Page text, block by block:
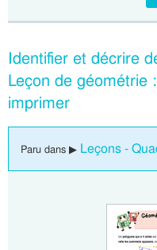
Identifier et décrire
Leçon de géométrie
imprimer
Paru dans ▶ Leçons -